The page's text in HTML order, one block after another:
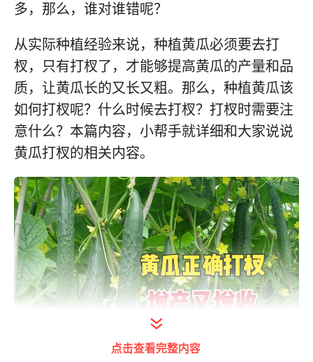
多，那么，谁对谁错呢？
从实际种植经验来说，种植黄瓜必须要去打
杈，只有打杈了，才能够提高黄瓜的产量和品
质，让黄瓜长的又长又粗。那么，种植黄瓜该
如何打杈呢？什么时候去打杈？打杈时需要注
意什么？本篇内容，小帮手就详细和大家说说
黄瓜打杈的相关内容。
点击查看完整内容